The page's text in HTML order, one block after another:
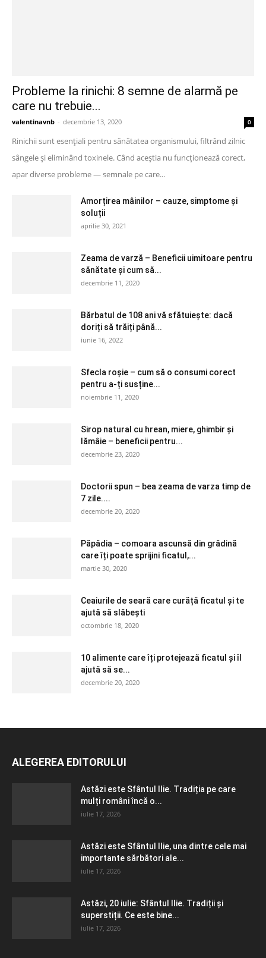
Probleme la rinichi: 8 semne de alarmă pe
care nu trebuie...
valentinavnb - decembrie 13, 2020 0
Rinichii sunt esențiali pentru sănătatea organismului, filtrând zilnic
sângele și eliminând toxinele. Când aceștia nu funcționează corect,
apar diverse probleme — semnale pe care...
Amorțirea mâinilor – cauze, simptome și
soluții
aprilie 30, 2021
Zeama de varză – Beneficii uimitoare pentru
sănătate și cum să...
decembrie 11, 2020
Bărbatul de 108 ani vă sfătuiește: dacă
doriți să trăiți până...
iunie 16, 2022
Sfecla roșie – cum să o consumi corect
pentru a-ți susține...
noiembrie 11, 2020
Sirop natural cu hrean, miere, ghimbir și
lămâie – beneficii pentru...
decembrie 23, 2020
Doctorii spun – bea zeama de varza timp de
7 zile....
decembrie 20, 2020
Păpădia – comoara ascunsă din grădină
care îți poate sprijini ficatul,...
martie 30, 2020
Ceaiurile de seară care curăță ficatul și te
ajută să slăbești
octombrie 18, 2020
10 alimente care îți protejează ficatul și îl
ajută să se...
decembrie 20, 2020
ALEGEREA EDITORULUI
Astăzi este Sfântul Ilie. Tradiția pe care
mulți români încă o...
iulie 17, 2026
Astăzi este Sfântul Ilie, una dintre cele mai
importante sărbători ale...
iulie 17, 2026
Astăzi, 20 iulie: Sfântul Ilie. Tradiții și
superstiții. Ce este bine...
iulie 17, 2026